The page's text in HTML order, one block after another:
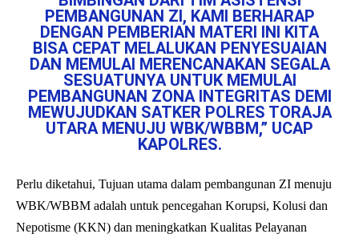
PEMBANGUNAN ZI, KAMI BERHARAP
DENGAN PEMBERIAN MATERI INI KITA
BISA CEPAT MELALUKAN PENYESUAIAN
DAN MEMULAI MERENCANAKAN SEGALA
SESUATUNYA UNTUK MEMULAI
PEMBANGUNAN ZONA INTEGRITAS DEMI
MEWUJUDKAN SATKER POLRES TORAJA
UTARA MENUJU WBK/WBBM,” UCAP
KAPOLRES.
Perlu diketahui, Tujuan utama dalam pembangunan ZI menuju
WBK/WBBM adalah untuk pencegahan Korupsi, Kolusi dan
Nepotisme (KKN) dan meningkatkan Kualitas Pelayanan